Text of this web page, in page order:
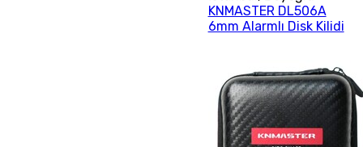
KNMASTER DL506A
6mm Alarmlı Disk Kilidi